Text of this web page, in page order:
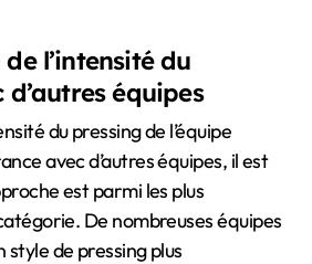
l’intensité du
équipes
du pressing de l’équipe
avec d’autres équipes, il est
est parmi les plus
De nombreuses équipes
de pressing plus